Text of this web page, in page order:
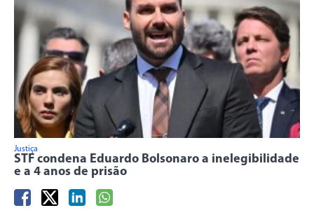
Justiça
STF condena Eduardo Bolsonaro a inelegibilidade
e a 4 anos de prisão